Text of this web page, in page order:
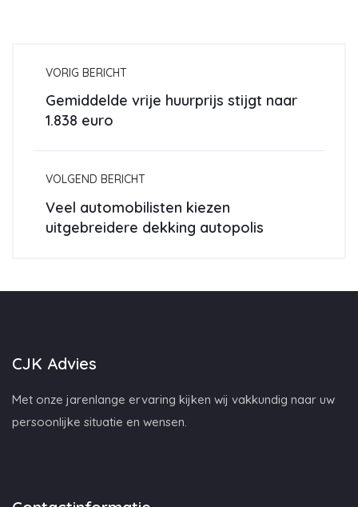
VORIG BERICHT
Gemiddelde vrije huurprijs stijgt naar
1.838 euro
VOLGEND BERICHT
Veel automobilisten kiezen
uitgebreidere dekking autopolis
CJK Advies
Met onze jarenlange ervaring kijken wij vakkundig naar uw
persoonlijke situatie en wensen.